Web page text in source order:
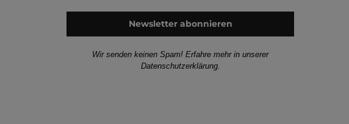
Wir senden keinen Spam! Erfahre mehr in unserer
Datenschutzerklärung.